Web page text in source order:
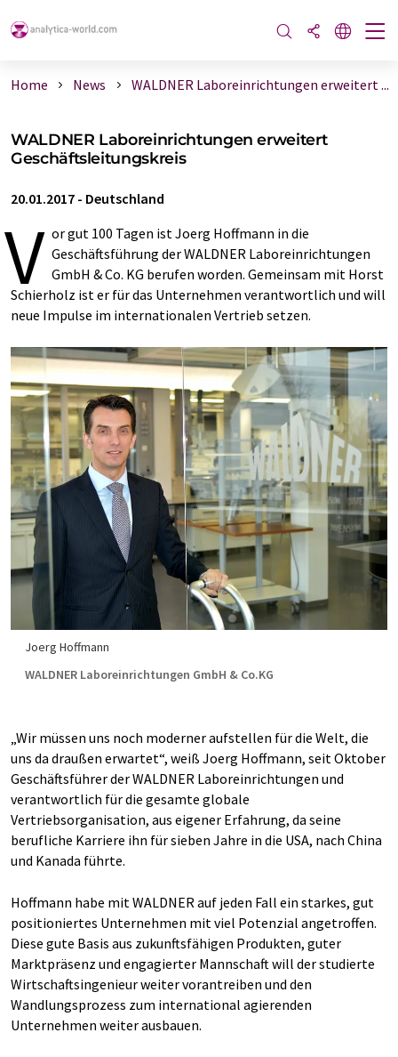
Home News WALDNER Laboreinrichtungen erweitert ...
WALDNER Laboreinrichtungen erweitert
Geschäftsleitungskreis
20.01.2017 - Deutschland
V or gut 100 Tagen ist Joerg Hoffmann in die
Geschäftsführung der WALDNER Laboreinrichtungen
GmbH & Co. KG berufen worden. Gemeinsam mit Horst
Schierholz ist er für das Unternehmen verantwortlich und will
neue Impulse im internationalen Vertrieb setzen.
Joerg Hoffmann
WALDNER Laboreinrichtungen GmbH & Co.KG
„Wir müssen uns noch moderner aufstellen für die Welt, die
uns da draußen erwartet“, weiß Joerg Hoffmann, seit Oktober
Geschäftsführer der WALDNER Laboreinrichtungen und
verantwortlich für die gesamte globale
Vertriebsorganisation, aus eigener Erfahrung, da seine
berufliche Karriere ihn für sieben Jahre in die USA, nach China
und Kanada führte.
Hoffmann habe mit WALDNER auf jeden Fall ein starkes, gut
positioniertes Unternehmen mit viel Potenzial angetroffen.
Diese gute Basis aus zukunftsfähigen Produkten, guter
Marktpräsenz und engagierter Mannschaft will der studierte
Wirtschaftsingenieur weiter vorantreiben und den
Wandlungsprozess zum international agierenden
Unternehmen weiter ausbauen.